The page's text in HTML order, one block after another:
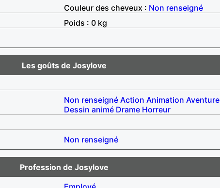
Couleur des cheveux : Non renseigné
Poids : 0 kg
Les goûts de Josylove
Non renseigné Action Animation Aventure
Dessin animé Drame Horreur
Non renseigné
Profession de Josylove